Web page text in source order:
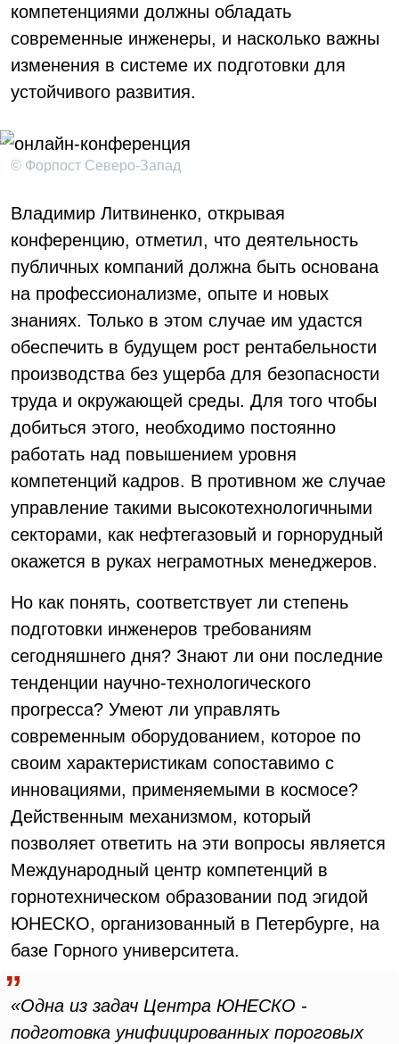
компетенциями должны обладать
современные инженеры, и насколько важны
изменения в системе их подготовки для
устойчивого развития.
© Форпост Северо-Запад
Владимир Литвиненко, открывая
конференцию, отметил, что деятельность
публичных компаний должна быть основана
на профессионализме, опыте и новых
знаниях. Только в этом случае им удастся
обеспечить в будущем рост рентабельности
производства без ущерба для безопасности
труда и окружающей среды. Для того чтобы
добиться этого, необходимо постоянно
работать над повышением уровня
компетенций кадров. В противном же случае
управление такими высокотехнологичными
секторами, как нефтегазовый и горнорудный
окажется в руках неграмотных менеджеров.
Но как понять, соответствует ли степень
подготовки инженеров требованиям
сегодняшнего дня? Знают ли они последние
тенденции научно-технологического
прогресса? Умеют ли управлять
современным оборудованием, которое по
своим характеристикам сопоставимо с
инновациями, применяемыми в космосе?
Действенным механизмом, который
позволяет ответить на эти вопросы является
Международный центр компетенций в
горнотехническом образовании под эгидой
ЮНЕСКО, организованный в Петербурге, на
базе Горного университета.
«Одна из задач Центра ЮНЕСКО -
подготовка унифицированных пороговых